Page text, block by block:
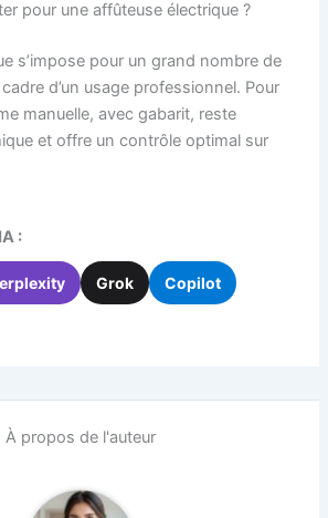
pour une affûteuse électrique ?
s’impose pour un grand nombre de
d’un usage professionnel. Pour
manuelle, avec gabarit, reste
et offre un contrôle optimal sur
:
Grok Copilot
À propos de l'auteur